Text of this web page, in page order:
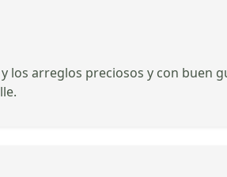
arreglos preciosos y con buen